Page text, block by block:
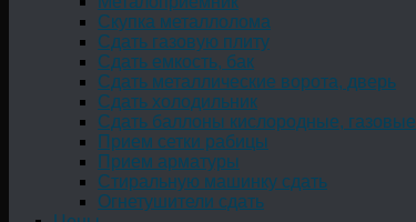
Скупка металлолома
Сдать газовую плиту
Сдать емкость, бак
Cдать металлические ворота, дверь
Сдать холодильник
Сдать баллоны кислородные, газовые
Прием сетки рабицы
Прием арматуры
Стиральную машинку сдать
Огнетушители сдать